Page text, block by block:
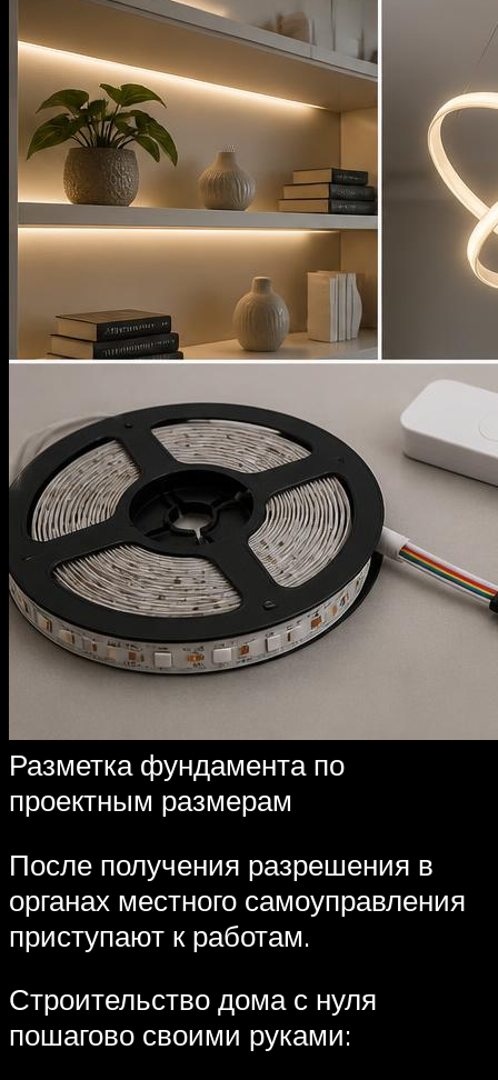
Разметка фундамента по
проектным размерам
После получения разрешения в
органах местного самоуправления
приступают к работам.
Строительство дома с нуля
пошагово своими руками: